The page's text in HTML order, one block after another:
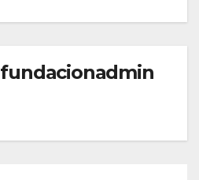
fundacionadmin